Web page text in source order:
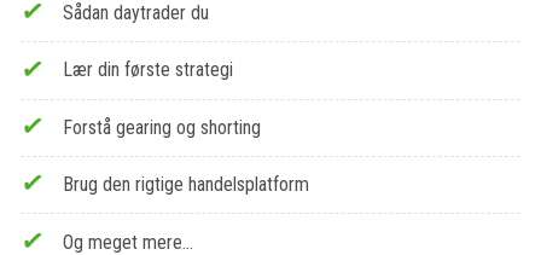
Sådan daytrader du
Lær din første strategi
Forstå gearing og shorting
Brug den rigtige handelsplatform
Og meget mere…